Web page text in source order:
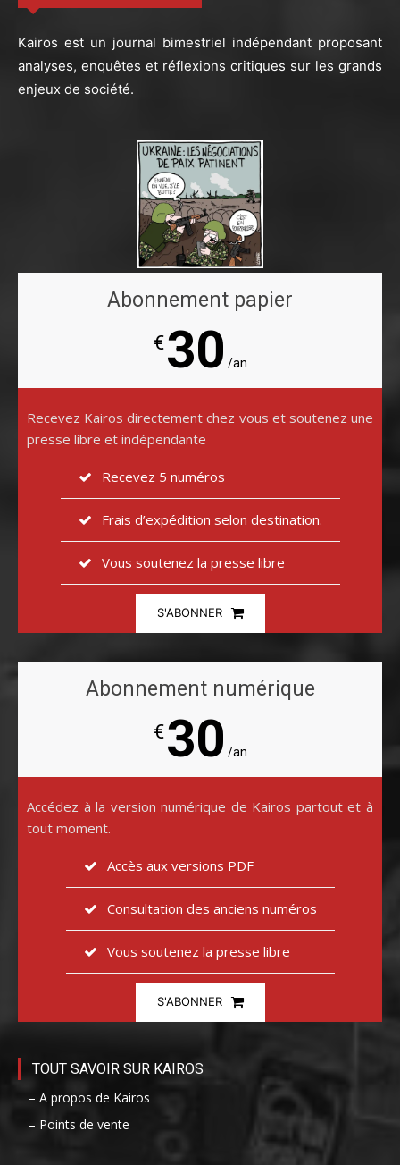
Kairos est un journal bimestriel indépendant proposant
analyses, enquêtes et réflexions critiques sur les grands
enjeux de société.
Abonnement papier
€30 /an
Recevez Kairos directement chez vous et soutenez une
presse libre et indépendante
Recevez 5 numéros
Frais d’expédition selon destination.
Vous soutenez la presse libre
S'ABONNER
Abonnement numérique
€30 /an
Accédez à la version numérique de Kairos partout et à
tout moment.
Accès aux versions PDF
Consultation des anciens numéros
Vous soutenez la presse libre
S'ABONNER
TOUT SAVOIR SUR KAIROS
– A propos de Kairos
– Points de vente